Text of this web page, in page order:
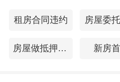
位核查：悦翔川金产
年11月注册，实缴资
租房合同违约 房屋委
房屋做抵押贷款 新房